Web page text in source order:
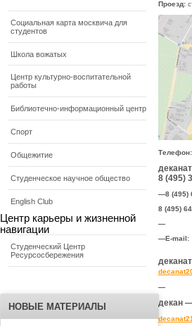
Социальная карта москвича для
студентов
Школа вожатых
Центр культурно-воспитательной
работы
Библиотечно-информационный центр
Спорт
Общежитие
Студенческое научное общество
English Club
Центр карьеры и жизненной
навигации
Студенческий Центр
Ресурсосбережения
НОВЫЕ МАТЕРИАЛЫ
Проезд:
Телефон:
8 (495)
—8 (495)
8 (495)
—
—E-mail:
—
декан